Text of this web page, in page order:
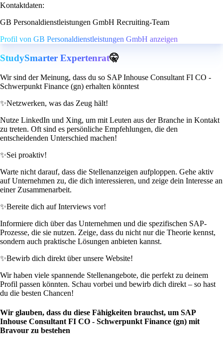
Kontaktdaten:
GB Personaldienstleistungen GmbH Recruiting-Team
Profil von GB Personaldienstleistungen GmbH anzeigen
StudySmarter Expertenrat🤫
Wir sind der Meinung, dass du so SAP Inhouse Consultant FI CO -
Schwerpunkt Finance (gn) erhalten könntest
✨Netzwerken, was das Zeug hält!
Nutze LinkedIn und Xing, um mit Leuten aus der Branche in Kontakt
zu treten. Oft sind es persönliche Empfehlungen, die den
entscheidenden Unterschied machen!
✨Sei proaktiv!
Warte nicht darauf, dass die Stellenanzeigen aufploppen. Gehe aktiv
auf Unternehmen zu, die dich interessieren, und zeige dein Interesse an
einer Zusammenarbeit.
✨Bereite dich auf Interviews vor!
Informiere dich über das Unternehmen und die spezifischen SAP-
Prozesse, die sie nutzen. Zeige, dass du nicht nur die Theorie kennst,
sondern auch praktische Lösungen anbieten kannst.
✨Bewirb dich direkt über unsere Website!
Wir haben viele spannende Stellenangebote, die perfekt zu deinem
Profil passen könnten. Schau vorbei und bewirb dich direkt – so hast
du die besten Chancen!
Wir glauben, dass du diese Fähigkeiten brauchst, um SAP
Inhouse Consultant FI CO - Schwerpunkt Finance (gn) mit
Bravour zu bestehen